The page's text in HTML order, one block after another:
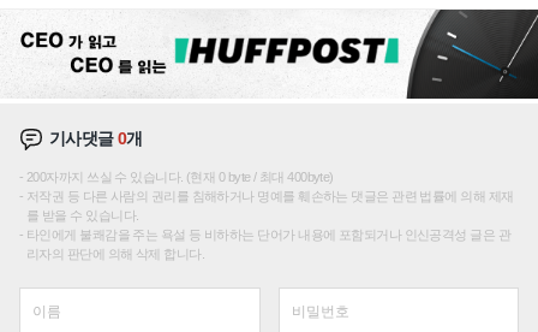
기사댓글0개
200자까지 쓰실 수 있습니다. (현재 0 byte / 최대 400byte)
저작권 등 다른 사람의 권리를 침해하거나 명예를 훼손하는 댓글은 관련 법률에 의해 제재
를 받을 수 있습니다.
타인에게 불쾌감을 주는 욕설 등 비하하는 단어가 내용에 포함되거나 인신공격성 글은 관
리자의 판단에 의해 삭제 합니다.